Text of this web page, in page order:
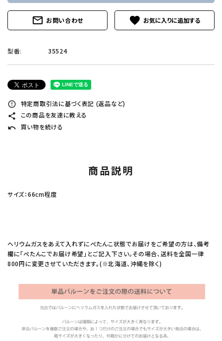
mail_outline お問い合わせ favorite
型番: 35524
error_outline 特定商取引法に基づく表記 (返品など)
share この商品を友達に教える
undo 買い物を続ける
商品説明
サイズ：66cm程度
ヘリウムガスをあえて入れずにぺたんこ状態でお届けをご希望の方は、備考
欄に「ぺたんこでお届け希望」とご記入下さい。その場合、送料を全国一律
800円に変更させていただきます。(※北海道、沖縄を除く)